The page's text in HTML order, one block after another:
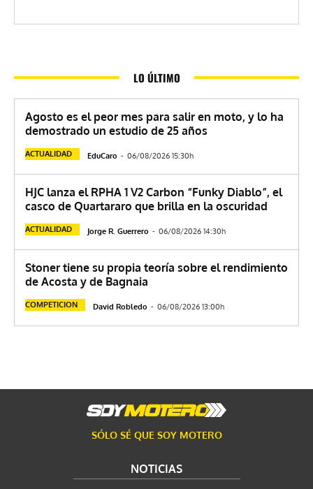
LO ÚLTIMO
Agosto es el peor mes para salir en moto, y lo ha
demostrado un estudio de 25 años
ACTUALIDAD EduCaro - 06/08/2026 15:30h
HJC lanza el RPHA 1 V2 Carbon “Funky Diablo”, el
casco de Quartararo que brilla en la oscuridad
ACTUALIDAD Jorge R. Guerrero - 06/08/2026 14:30h
Stoner tiene su propia teoría sobre el rendimiento
de Acosta y de Bagnaia
COMPETICION David Robledo - 06/08/2026 13:00h
SÓLO SÉ QUE SOY MOTERO
NOTICIAS